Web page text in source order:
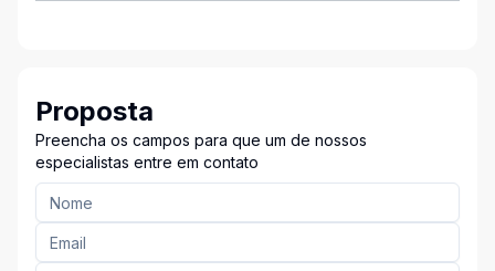
Proposta
Preencha os campos para que um de nossos
especialistas entre em contato